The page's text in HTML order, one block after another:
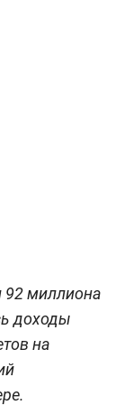
92 миллиона
доходы
на